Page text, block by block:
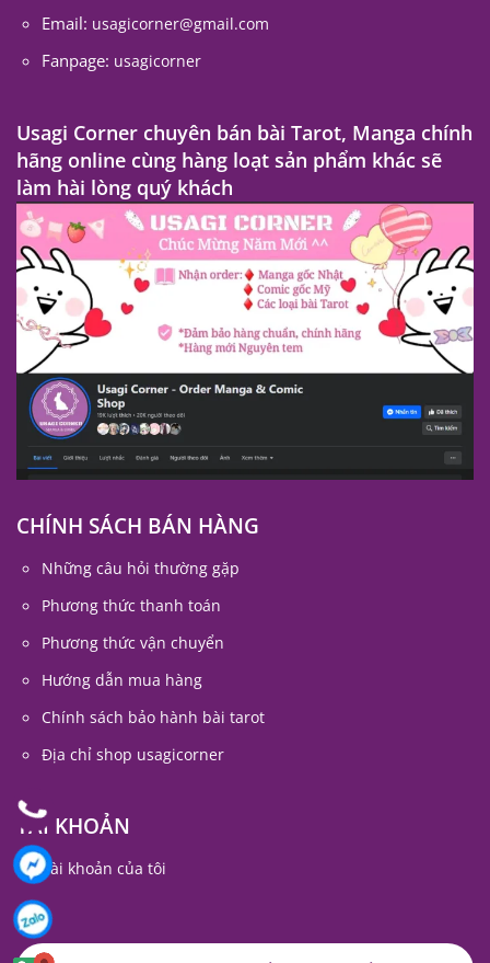
Email: usagicorner@gmail.com
Fanpage: usagicorner
Usagi Corner chuyên bán bài Tarot, Manga chính
hãng online cùng hàng loạt sản phẩm khác sẽ
làm hài lòng quý khách
CHÍNH SÁCH BÁN HÀNG
Những câu hỏi thường gặp
Phương thức thanh toán
Phương thức vận chuyển
Hướng dẫn mua hàng
Chính sách bảo hành bài tarot
Địa chỉ shop usagicorner
TÀI KHOẢN
Tài khoản của tôi